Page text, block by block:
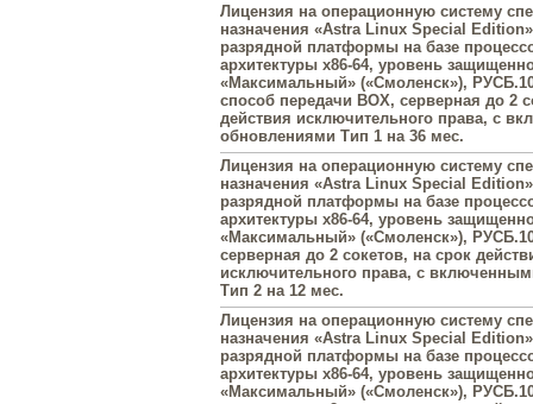
Лицензия на операционную систему
назначения «Astra Linux Special
разрядной платформы на базе
архитектуры х86-64, уровень
«Максимальный» («Смоленск»),
способ передачи BOX, серверная до 2
действия исключительного права, с
обновлениями Тип 1 на 36 мес.
Лицензия на операционную систему
назначения «Astra Linux Special
разрядной платформы на базе
архитектуры х86-64, уровень
«Максимальный» («Смоленск»),
серверная до 2 сокетов, на срок
исключительного права, с
Тип 2 на 12 мес.
Лицензия на операционную систему
назначения «Astra Linux Special
разрядной платформы на базе
архитектуры х86-64, уровень
«Максимальный» («Смоленск»),